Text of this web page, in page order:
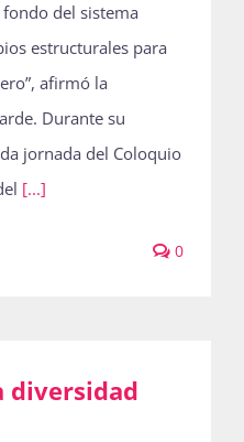
del sistema
estructurales para
afirmó la
Durante su
jornada del Coloquio
[...]
0
diversidad